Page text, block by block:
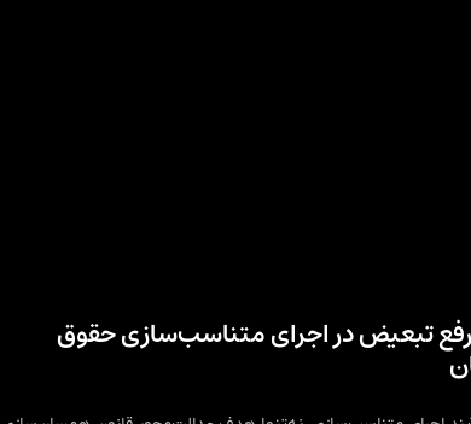
تبعیض در اجرای متناسب‌سازی حقوق